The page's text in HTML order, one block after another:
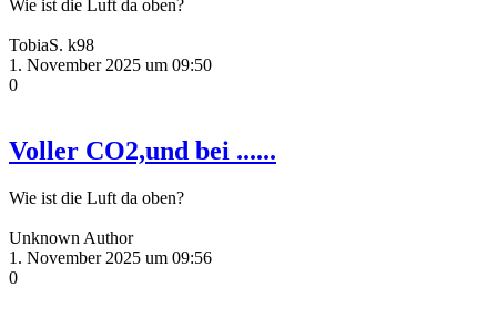
Wie ist die Luft da oben?
TobiaS. k98
1. November 2025 um 09:50
0
Voller CO2,und bei ......
Wie ist die Luft da oben?
Unknown Author
1. November 2025 um 09:56
0